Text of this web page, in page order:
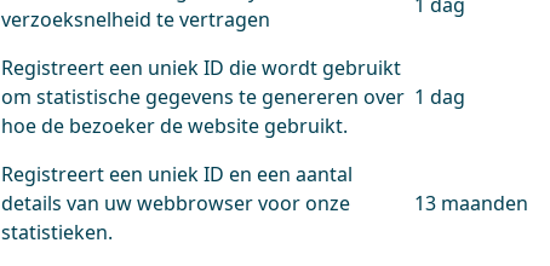
verzoeksnelheid te vertragen
Registreert een uniek ID die wordt gebruikt
om statistische gegevens te genereren over
hoe de bezoeker de website gebruikt.
1 dag
Registreert een uniek ID en een aantal
details van uw webbrowser voor onze
statistieken.
13 maanden